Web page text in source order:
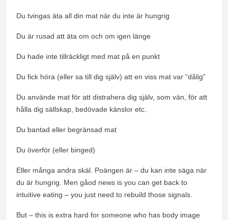
Du tvingas äta all din mat när du inte är hungrig
Du är rusad att äta om och om igen länge
Du hade inte tillräckligt med mat på en punkt
Du fick höra (eller sa till dig själv) att en viss mat var “dålig”
Du använde mat för att distrahera dig själv, som vän, för att
hålla dig sällskap, bedövade känslor etc.
Du bantad eller begränsad mat
Du överför (eller binged)
Eller många andra skäl. Poängen är – du kan inte säga när
du är hungrig. Men gåod news is you can get back to
intuitive eating – you just need to rebuild those signals.
But – this is extra hard for someone who has body image